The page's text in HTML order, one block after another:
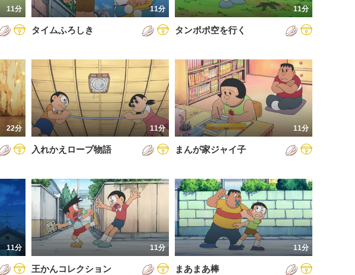
11分 11分
タイムふろしき
11分
タンポポ空を行く
22分 11分
入れかえロープ物語
11分
まんが家ジャイ子
11分 11分
王かんコレクション
11分
まあまあ棒